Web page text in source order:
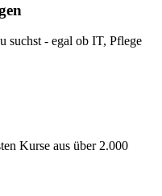
suchst - egal ob IT, Pflege
Kurse aus über 2.000